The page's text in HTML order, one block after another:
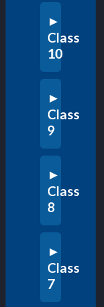
Class
10
Class
9
Class
8
Class
7